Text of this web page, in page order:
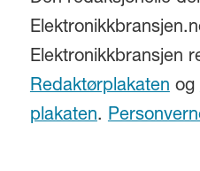
Elektronikkbransjen
Redaktørplakatenog
plakaten.